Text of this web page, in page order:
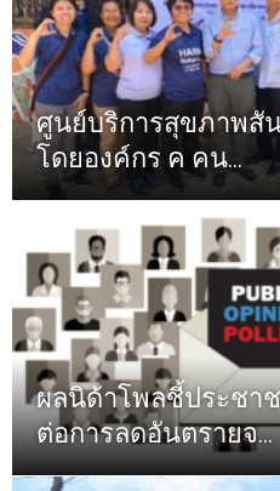
ศูนย์บริการสุขภาพสั
โดยองค์กร ค คน...
ผลนิด้าโพลชี้ประชา
ต่อการลดอันตรายจ...